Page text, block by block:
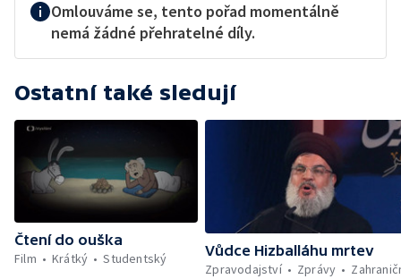
Omlouváme se, tento pořad momentálně
nemá žádné přehratelné díly.
Ostatní také sledují
Čtení do ouška
Film
Krátký Studentský
Vůdce Hizballáhu mrtev
Zpravodajství
Zprávy